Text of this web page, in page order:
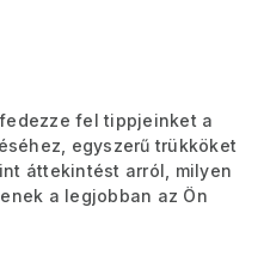
fedezze fel tippjeinket a
egyszerű trükköket
áttekintést arról, milyen
a legjobban az Ön